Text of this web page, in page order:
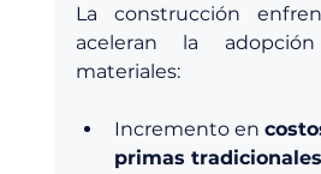
La construcción
aceleran la
materiales:
Incremento en
primas tradicionales